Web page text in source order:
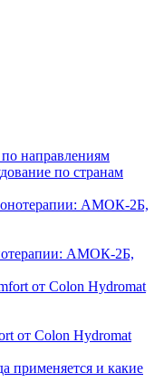
направлениям
по странам
АМОК-2Б,
от Colon Hydromat